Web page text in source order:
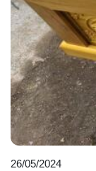
26/05/2024